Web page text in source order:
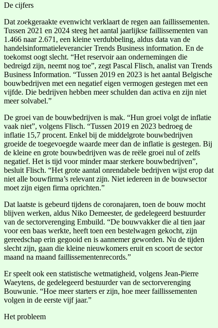
De cijfers
Dat zoekgeraakte evenwicht verklaart de regen aan faillissementen.
Tussen 2021 en 2024 steeg het aantal jaarlijkse faillissementen van
1.466 naar 2.671, een kleine verdubbeling, aldus data van de
handelsinformatieleverancier Trends Business information. En de
toekomst oogt slecht. “Het reservoir aan ondernemingen die
bedreigd zijn, neemt nog toe”, zegt Pascal Flisch, analist van Trends
Business Information. “Tussen 2019 en 2023 is het aantal Belgische
bouwbedrijven met een negatief eigen vermogen gestegen met een
vijfde. Die bedrijven hebben meer schulden dan activa en zijn niet
meer solvabel.”
De groei van de bouwbedrijven is mak. “Hun groei volgt de inflatie
vaak niet”, volgens Flisch. “Tussen 2019 en 2023 bedroeg de
inflatie 15,7 procent. Enkel bij de middelgrote bouwbedrijven
groeide de toegevoegde waarde meer dan de inflatie is gestegen. Bij
de kleine en grote bouwbedrijven was de reële groei nul of zelfs
negatief. Het is tijd voor minder maar sterkere bouwbedrijven”,
besluit Flisch. “Het grote aantal onrendabele bedrijven wijst erop dat
niet alle bouwfirma’s relevant zijn. Niet iedereen in de bouwsector
moet zijn eigen firma oprichten.”
Dat laatste is gebeurd tijdens de coronajaren, toen de bouw mocht
blijven werken, aldus Niko Demeester, de gedelegeerd bestuurder
van de sectorverenging Embuild. “De bouwvakker die al tien jaar
voor een baas werkte, heeft toen een bestelwagen gekocht, zijn
gereedschap erin gegooid en is aannemer geworden. Nu de tijden
slecht zijn, gaan die kleine nieuwkomers eruit en scoort de sector
maand na maand faillissementenrecords.”
Er speelt ook een statistische wetmatigheid, volgens Jean-Pierre
Waeytens, de gedelegeerd bestuurder van de sectorverenging
Bouwunie. “Hoe meer starters er zijn, hoe meer faillissementen
volgen in de eerste vijf jaar.”
Het probleem